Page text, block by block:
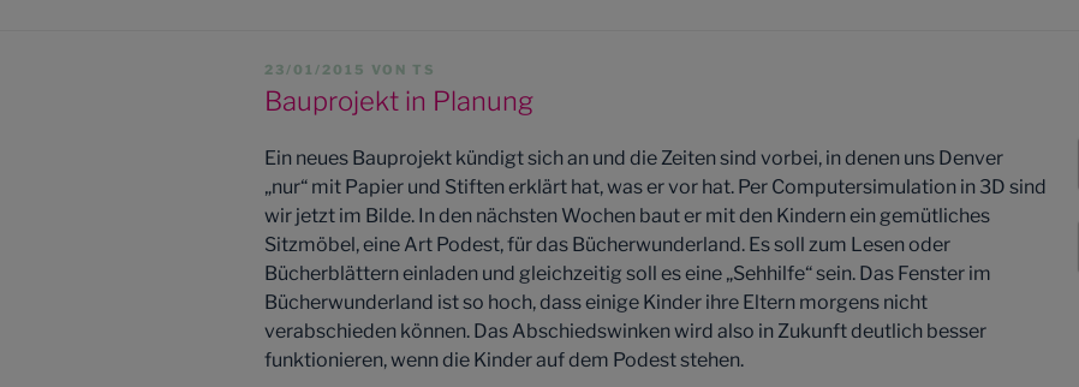
VERÖFFENTLICHT
AM
23/01/2015 VON TS
Bauprojekt in Planung
Ein neues Bauprojekt kündigt sich an und die Zeiten sind vorbei, in denen uns Denver
„nur“ mit Papier und Stiften erklärt hat, was er vor hat. Per Computersimulation in 3D sind
wir jetzt im Bilde. In den nächsten Wochen baut er mit den Kindern ein gemütliches
Sitzmöbel, eine Art Podest, für das Bücherwunderland. Es soll zum Lesen oder
Bücherblättern einladen und gleichzeitig soll es eine „Sehhilfe“ sein. Das Fenster im
Bücherwunderland ist so hoch, dass einige Kinder ihre Eltern morgens nicht
verabschieden können. Das Abschiedswinken wird also in Zukunft deutlich besser
funktionieren, wenn die Kinder auf dem Podest stehen.